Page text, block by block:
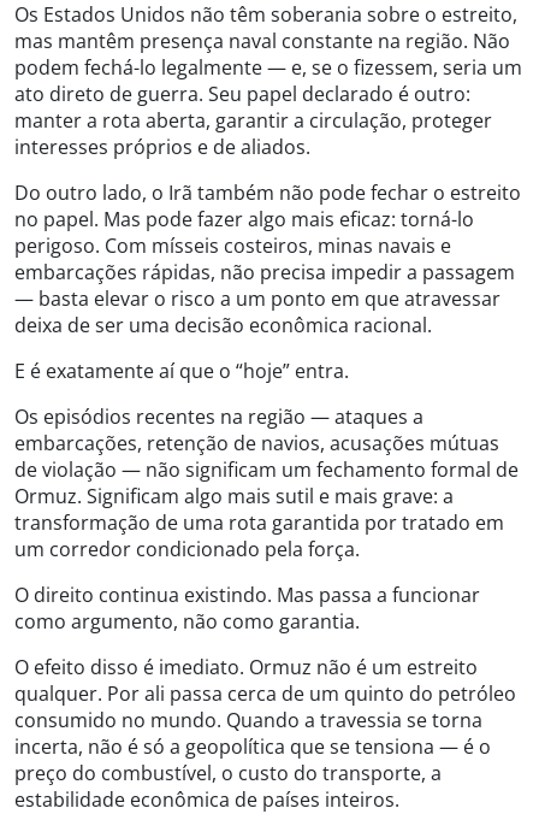
Os Estados Unidos não têm soberania sobre o estreito,
mas mantêm presença naval constante na região. Não
podem fechá-lo legalmente — e, se o fizessem, seria um
ato direto de guerra. Seu papel declarado é outro:
manter a rota aberta, garantir a circulação, proteger
interesses próprios e de aliados.
Do outro lado, o Irã também não pode fechar o estreito
no papel. Mas pode fazer algo mais eficaz: torná-lo
perigoso. Com mísseis costeiros, minas navais e
embarcações rápidas, não precisa impedir a passagem
— basta elevar o risco a um ponto em que atravessar
deixa de ser uma decisão econômica racional.
E é exatamente aí que o “hoje” entra.
Os episódios recentes na região — ataques a
embarcações, retenção de navios, acusações mútuas
de violação — não significam um fechamento formal de
Ormuz. Significam algo mais sutil e mais grave: a
transformação de uma rota garantida por tratado em
um corredor condicionado pela força.
O direito continua existindo. Mas passa a funcionar
como argumento, não como garantia.
O efeito disso é imediato. Ormuz não é um estreito
qualquer. Por ali passa cerca de um quinto do petróleo
consumido no mundo. Quando a travessia se torna
incerta, não é só a geopolítica que se tensiona — é o
preço do combustível, o custo do transporte, a
estabilidade econômica de países inteiros.